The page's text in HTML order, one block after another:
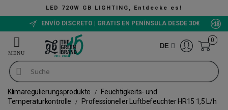
LED 720W GB LIGHTING, Entdecke es!
ENVÍO DISCRETO | GRATIS EN PENÍNSULA DESDE 30€
DE
0
Klimaregulierungsprodukte
Feuchtigkeits- und
Temperaturkontrolle
Professioneller Luftbefeuchter HR15 1,5 L/h